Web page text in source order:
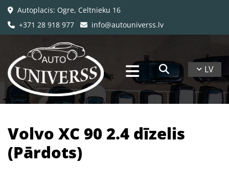
 Autoplacis: Ogre, Celtnieku 16
 +371 28 918 977  info@autouniverss.lv
LV
​Volvo XC 90 2.4 dīzelis
(Pārdots)